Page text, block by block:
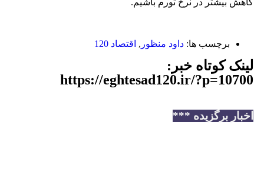
کاهش بیشتر در نرخ تورم باشیم.
برچسب ها: داود منظور , اقتصاد 120
لینک کوتاه خبر:
https://eghtesad120.ir/?p=10700
اخبار برگزیده ***